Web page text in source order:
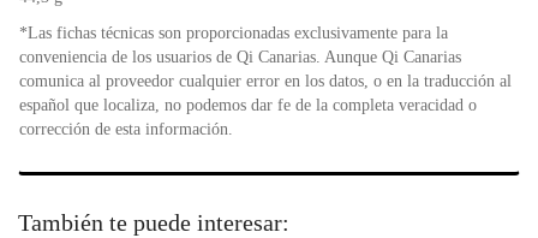
*Las fichas técnicas son proporcionadas exclusivamente para la
conveniencia de los usuarios de Qi Canarias. Aunque Qi Canarias
comunica al proveedor cualquier error en los datos, o en la traducción al
español que localiza, no podemos dar fe de la completa veracidad o
corrección de esta información.
También te puede interesar: